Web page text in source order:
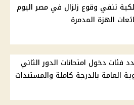
تنفي وقوع زلزال في مصر اليوم
الهزة المدمرة
فئات دخول امتحانات الدور الثاني
العامة بالدرجة كاملة والمستندات